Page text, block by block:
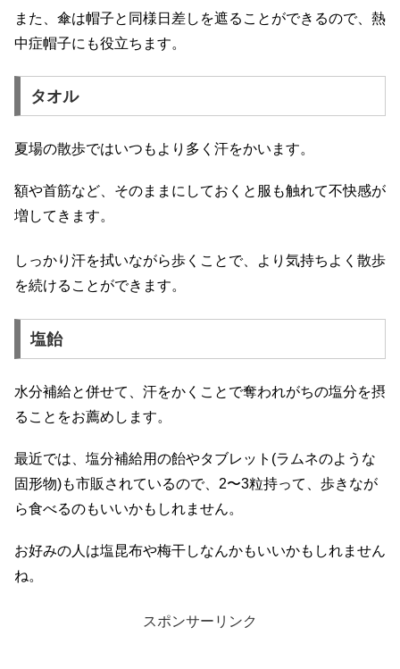
また、傘は帽子と同様日差しを遮ることができるので、熱
中症帽子にも役立ちます。
タオル
夏場の散歩ではいつもより多く汗をかいます。
額や首筋など、そのままにしておくと服も触れて不快感が
増してきます。
しっかり汗を拭いながら歩くことで、より気持ちよく散歩
を続けることができます。
塩飴
水分補給と併せて、汗をかくことで奪われがちの塩分を摂
ることをお薦めします。
最近では、塩分補給用の飴やタブレット(ラムネのような
固形物)も市販されているので、2〜3粒持って、歩きなが
ら食べるのもいいかもしれません。
お好みの人は塩昆布や梅干しなんかもいいかもしれません
ね。
スポンサーリンク